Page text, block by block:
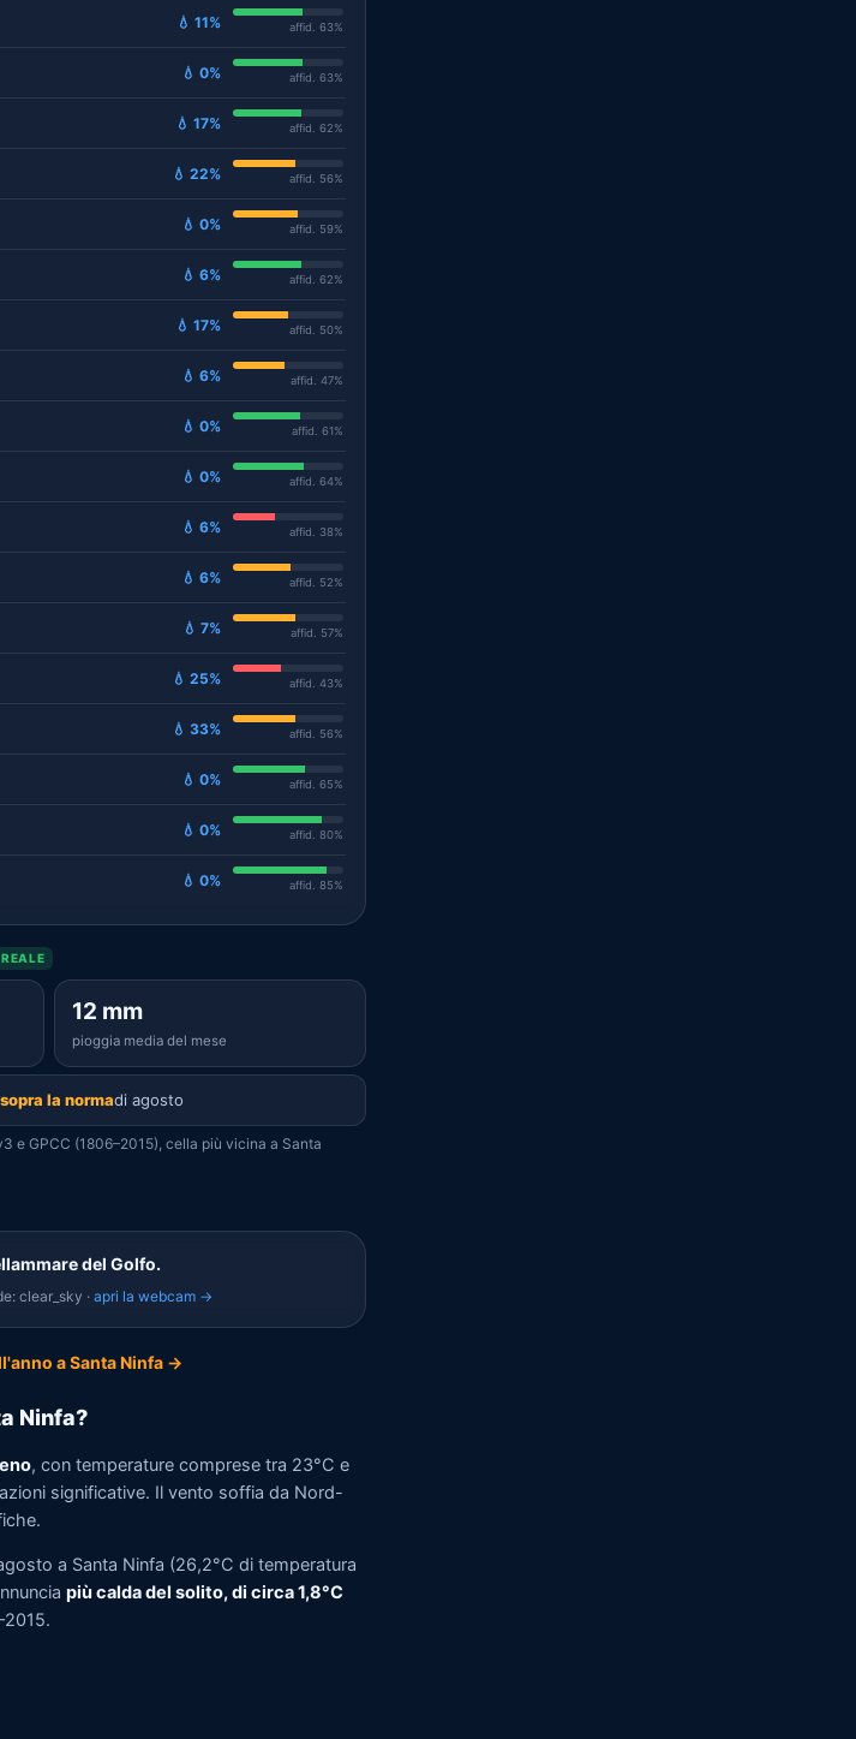
💧 11% affid. 63%
💧 0% affid. 63%
💧 17% affid. 62%
💧 22% affid. 56%
💧 0% affid. 59%
💧 6% affid. 62%
💧 17% affid. 50%
💧 6% affid. 47%
💧 0% affid. 61%
💧 0% affid. 64%
💧 6% affid. 38%
💧 6% affid. 52%
💧 7% affid. 57%
💧 25% affid. 43%
💧 33% affid. 56%
💧 0% affid. 65%
💧 0% affid. 80%
💧 0% affid. 85%
REALE
12 mm
pioggia media del mese
la normadi agosto
e GPCC (1806–2015), cella più vicina a Santa
del Golfo.
clear_sky · apri la webcam →
a Santa Ninfa →
Ninfa?
, con temperature comprese tra 23°C e
significative. Il vento soffia da Nord-
a Santa Ninfa (26,2°C di temperatura
più calda del solito, di circa 1,8°C